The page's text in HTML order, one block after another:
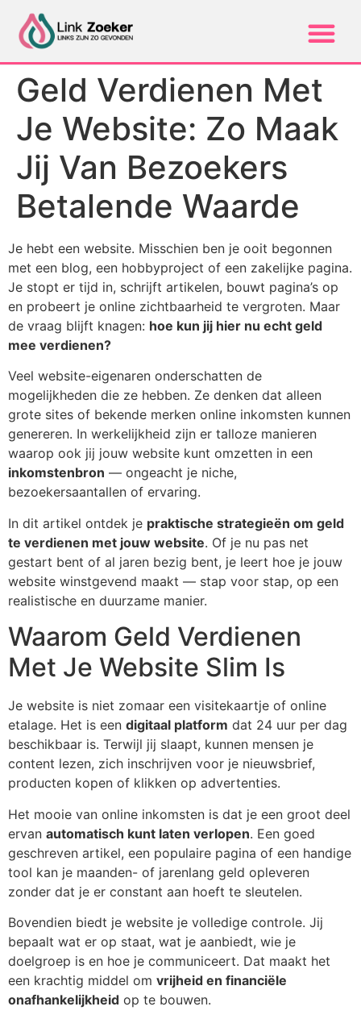
Geld Verdienen Met
Je Website: Zo Maak
Jij Van Bezoekers
Betalende Waarde
Je hebt een website. Misschien ben je ooit begonnen
met een blog, een hobbyproject of een zakelijke pagina.
Je stopt er tijd in, schrijft artikelen, bouwt pagina’s op
en probeert je online zichtbaarheid te vergroten. Maar
de vraag blijft knagen: hoe kun jij hier nu echt geld
mee verdienen?
Veel website-eigenaren onderschatten de
mogelijkheden die ze hebben. Ze denken dat alleen
grote sites of bekende merken online inkomsten kunnen
genereren. In werkelijkheid zijn er talloze manieren
waarop ook jij jouw website kunt omzetten in een
inkomstenbron — ongeacht je niche,
bezoekersaantallen of ervaring.
In dit artikel ontdek je praktische strategieën om geld
te verdienen met jouw website. Of je nu pas net
gestart bent of al jaren bezig bent, je leert hoe je jouw
website winstgevend maakt — stap voor stap, op een
realistische en duurzame manier.
Waarom Geld Verdienen
Met Je Website Slim Is
Je website is niet zomaar een visitekaartje of online
etalage. Het is een digitaal platform dat 24 uur per dag
beschikbaar is. Terwijl jij slaapt, kunnen mensen je
content lezen, zich inschrijven voor je nieuwsbrief,
producten kopen of klikken op advertenties.
Het mooie van online inkomsten is dat je een groot deel
ervan automatisch kunt laten verlopen. Een goed
geschreven artikel, een populaire pagina of een handige
tool kan je maanden- of jarenlang geld opleveren
zonder dat je er constant aan hoeft te sleutelen.
Bovendien biedt je website je volledige controle. Jij
bepaalt wat er op staat, wat je aanbiedt, wie je
doelgroep is en hoe je communiceert. Dat maakt het
een krachtig middel om vrijheid en financiële
onafhankelijkheid op te bouwen.